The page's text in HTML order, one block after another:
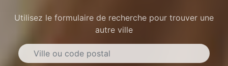
Utilisez le formulaire de recherche pour trouver une
autre ville